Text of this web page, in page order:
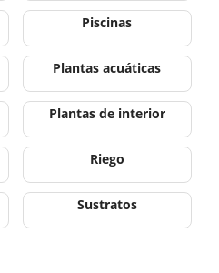
Piscinas
Plantas acuáticas
Plantas de interior
Riego
Sustratos